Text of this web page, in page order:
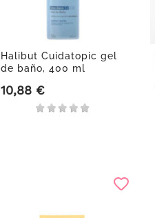
Halibut Cuidatopic gel
de baño, 400 ml
Precio
10,88 €